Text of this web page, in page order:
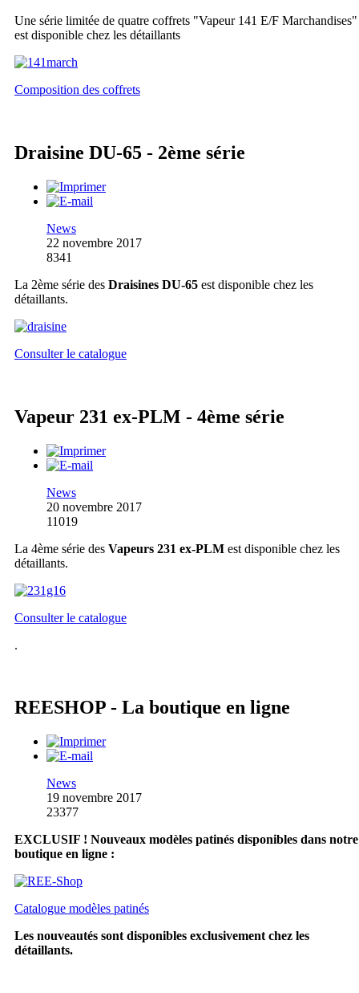
Une série limitée de quatre coffrets "Vapeur 141 E/F Marchandises"
est disponible chez les détaillants
Composition des coffrets
Draisine DU-65 - 2ème série
News
22 novembre 2017
8341
La 2ème série des Draisines DU-65 est disponible chez les
détaillants.
Consulter le catalogue
Vapeur 231 ex-PLM - 4ème série
News
20 novembre 2017
11019
La 4ème série des Vapeurs 231 ex-PLM est disponible chez les
détaillants.
Consulter le catalogue
.
REESHOP - La boutique en ligne
News
19 novembre 2017
23377
EXCLUSIF ! Nouveaux modèles patinés disponibles dans notre
boutique en ligne :
Catalogue modèles patinés
Les nouveautés sont disponibles exclusivement chez les
détaillants.